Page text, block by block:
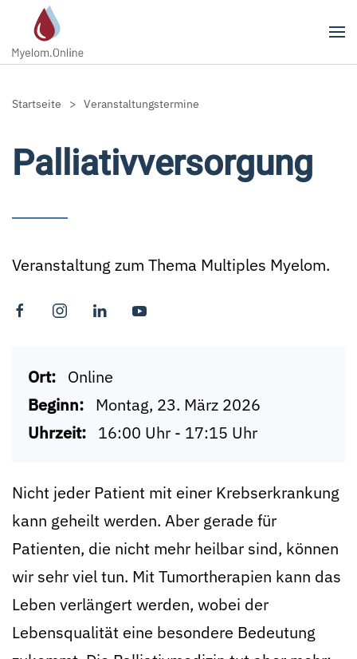
Zum Hauptinhalt springen
Startseite Veranstaltungstermine
Palliativversorgung
Veranstaltung zum Thema Multiples Myelom.
Ort: Online
Beginn: Montag, 23. März 2026
Uhrzeit: 16:00 Uhr - 17:15 Uhr
Nicht jeder Patient mit einer Krebserkrankung
kann geheilt werden. Aber gerade für
Patienten, die nicht mehr heilbar sind, können
wir sehr viel tun. Mit Tumortherapien kann das
Leben verlängert werden, wobei der
Lebensqualität eine besondere Bedeutung